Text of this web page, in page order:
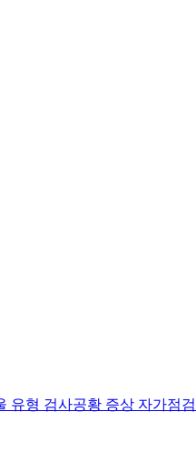
유형 검사공황 증상 자가점검